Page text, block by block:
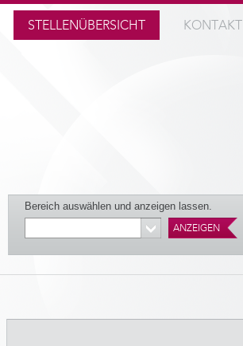
STELLENÜBERSICHT KONTAKT
Bereich auswählen und anzeigen lassen.